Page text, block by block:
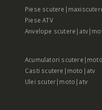
Piese
Piese ATV
Anvelope
Acumulatori
Casti scutere|moto|atv
Ulei scuter|moto|atv